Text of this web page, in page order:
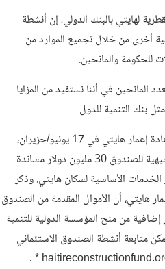
لهايتي بالبنك الدولي، إن أنشطة
أخرى من خلال تجميع الموارد من
للحكومة والمانحين.
المانحين في أننا نستفيد من المزايا
بنك التنمية للدول
وتم تقديم أول طلب تمويل لصندوق إعادة إعمار هايتي في 17 يونيو/حزيران،
وفي اليوم نفسه خصصت اللجنة التوجيهية للصندوق 30 مليون دولار مساندة
الخدمات الأساسية لسكان هايتي. وذكر
هايتي، أن الأموال المقدمة من الصندوق
30 مليون دولار إضافية من منح المؤسسة الدولية للتنمية
متابعة أنشطة الصندوق الاستئماني